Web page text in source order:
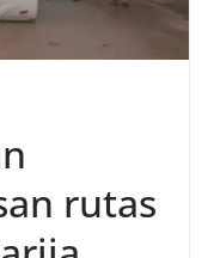
rutas